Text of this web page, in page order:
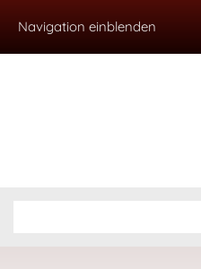
Navigation einblenden